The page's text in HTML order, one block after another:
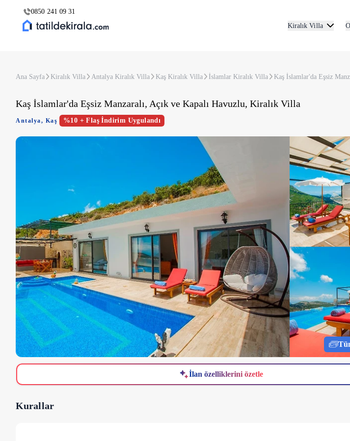
0850 241 09 31
Kiralık Villa
Ana Sayfa Kiralık Villa Antalya Kiralık Villa Kaş Kiralık Villa İslamlar Kiralık Villa Kaş İslamlar'da Eşsiz
Kaş İslamlar'da Eşsiz Manzaralı, Açık ve Kapalı Havuzlu, Kiralık Villa
Antalya, Kaş %10 + Flaş İndirim Uygulandı
İlan özelliklerini özetle
Kurallar